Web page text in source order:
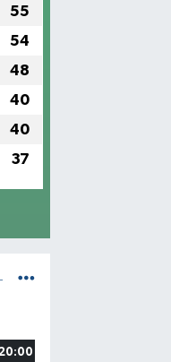
55
54
48
40
40
37